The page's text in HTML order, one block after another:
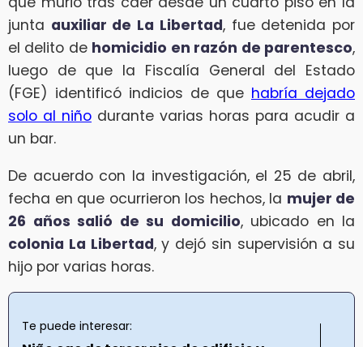
junta auxiliar de La Libertad, fue detenida por
el delito de homicidio en razón de parentesco,
luego de que la Fiscalía General del Estado
(FGE) identificó indicios de que habría dejado
solo al niño durante varias horas para acudir a
un bar.
De acuerdo con la investigación, el 25 de abril,
fecha en que ocurrieron los hechos, la mujer de
26 años salió de su domicilio, ubicado en la
colonia La Libertad, y dejó sin supervisión a su
hijo por varias horas.
Te puede interesar: